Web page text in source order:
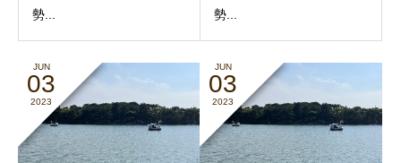
勢...
勢...
JUN
03
2023
JUN
03
2023